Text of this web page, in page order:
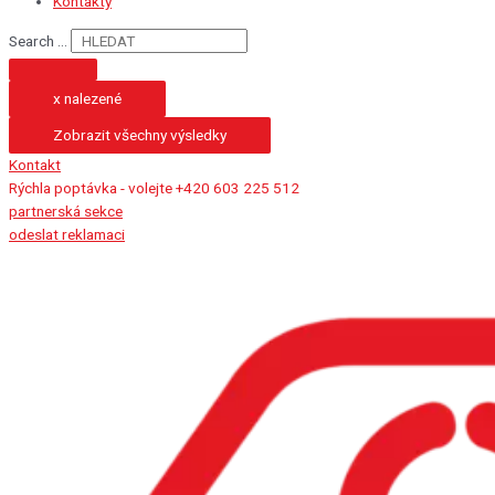
Search ...
x nalezené
Zobrazit všechny výsledky
Kontakt
Rýchla poptávka - volejte +420 603 225 512
partnerská sekce
odeslat reklamaci